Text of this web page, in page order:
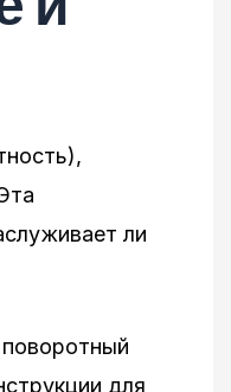
ли
для